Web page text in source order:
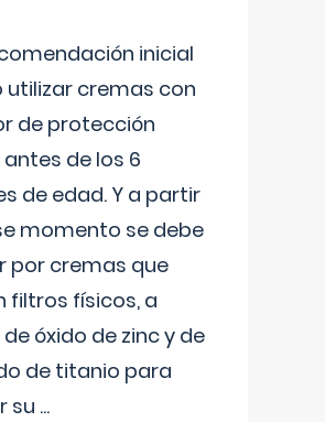
inicial
utilizar cremas con
de protección
de los 6
de edad. Y a partir
momento se debe
por cremas que
filtros físicos, a
óxido de zinc y de
de titanio para
su ...